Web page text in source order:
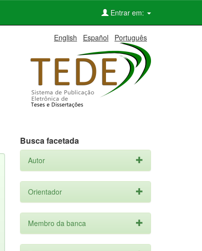
Entrar em:
English Español Português
Busca facetada
Autor
Orientador
Membro da banca